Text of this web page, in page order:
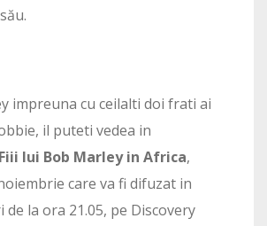
impreuna cu ceilalti doi frati ai
il puteti vedea in
Fiii lui Bob Marley in Africa,
care va fi difuzat in
de la ora 21.05, pe Discovery